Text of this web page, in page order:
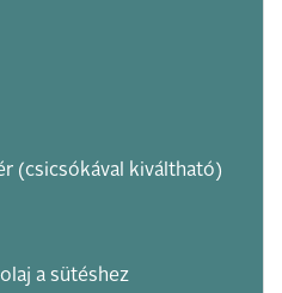
(csicsókával kiváltható)
a sütéshez